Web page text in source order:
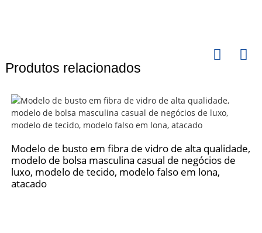
Produtos relacionados
Modelo de busto em fibra de vidro de alta qualidade,
modelo de bolsa masculina casual de negócios de
luxo, modelo de tecido, modelo falso em lona, ​​
atacado